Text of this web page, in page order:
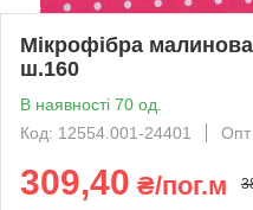
Мікрофібра
ш.160
В наявності 70 од.
Код: 12554.001-24401
Опт
309,40 ₴/пог.м